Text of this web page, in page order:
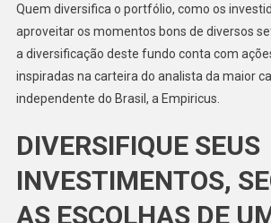
Quem diversifica o portfólio, como os
aproveitar os momentos bons de diversos
a diversificação deste fundo conta com
inspiradas na carteira do analista da maior
independente do Brasil, a Empiricus.
DIVERSIFIQUE SEUS
INVESTIMENTOS,
AS ESCOLHAS DE